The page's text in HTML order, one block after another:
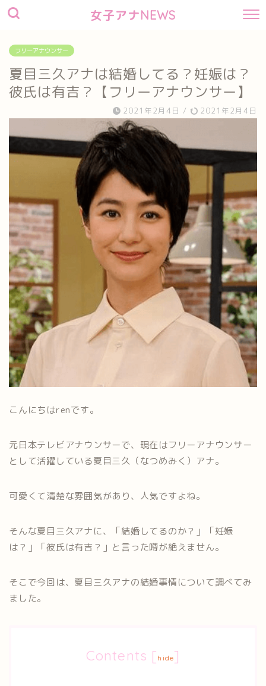
女子アナNEWS
フリーアナウンサー
夏目三久アナは結婚してる？妊娠は？
彼氏は有吉？【フリーアナウンサー】
2021年2月4日 / 2021年2月4日
こんにちはrenです。
元日本テレビアナウンサーで、現在はフリーアナウンサー
として活躍している夏目三久（なつめみく）アナ。
可愛くて清楚な雰囲気があり、人気ですよね。
そんな夏目三久アナに、「結婚してるのか？」「妊娠
は？」「彼氏は有吉？」と言った噂が絶えません。
そこで今回は、夏目三久アナの結婚事情について調べてみ
ました。
Contents [ hide]